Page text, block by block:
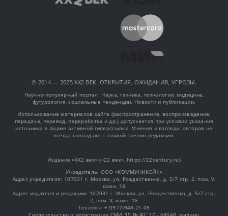
© 2014 — 2025 XX2 ВЕК. ОТКРЫТИЯ, ОЖИДАНИЯ, УГРОЗЫ.
Научно-популярный портал. Наука, техника, технологии, медицина,
футурология, социальные тенденции. Новости и публикации.
Использование материалов сайта (распространение, воспроизведение,
передача, перевод, переработка и др.) допускается при условии указания
источника в форме активной гиперссылки. Мнения и взгляды авторов не
всегда совпадают с точкой зрения редакции.
Издание «XX2 век» («22 век», https://22century.ru)
Учредитель: OOO «КОММУНИКЕЙК»
Адрес учредителя: 107031 г. Москва, ул. Рождественка, д. 5/7 стр. 2, пом. V,
комн. 18
Адрес издателя и редакции: 107031 г. Москва, ул. Рождественка, д. 5/7 стр.
2, пом. V, комн. 18
Телефон: +7(977)948-21-08